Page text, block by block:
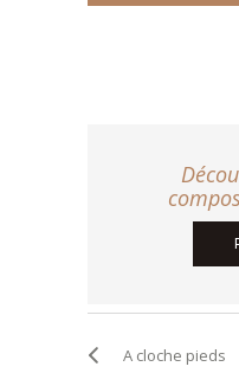
A cloche pieds